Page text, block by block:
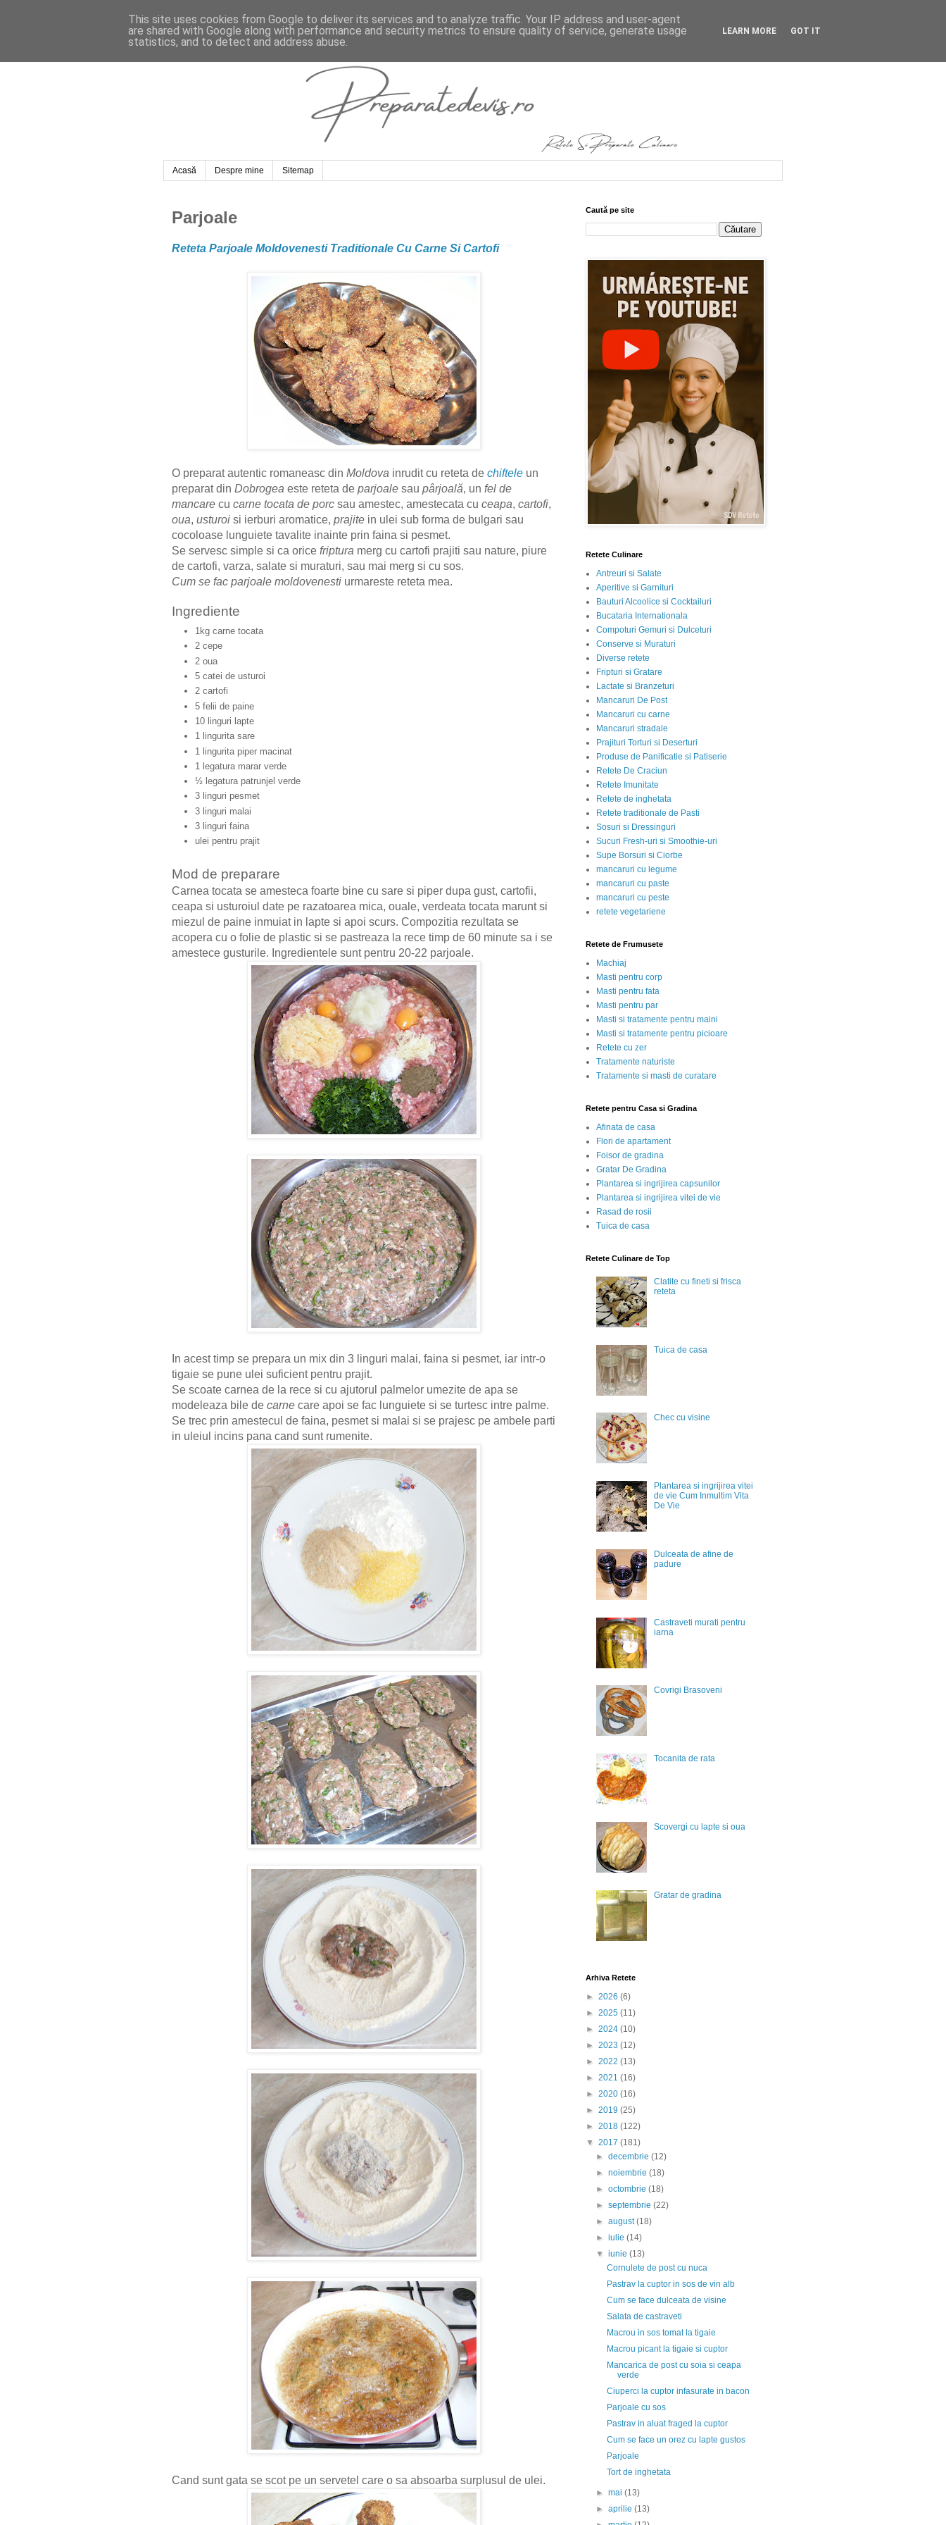
Acasă Despre mine Sitemap
Parjoale
Reteta Parjoale Moldovenesti Traditionale Cu Carne Si Cartofi
O preparat autentic romaneasc din Moldova inrudit cu reteta de chiftele un
preparat din Dobrogea este reteta de parjoale sau pârjoală, un fel de
mancare cu carne tocata de porc sau amestec, amestecata cu ceapa, cartofi,
oua, usturoi si ierburi aromatice, prajite in ulei sub forma de bulgari sau
cocoloase lunguiete tavalite inainte prin faina si pesmet.
Se servesc simple si ca orice friptura merg cu cartofi prajiti sau nature, piure
de cartofi, varza, salate si muraturi, sau mai merg si cu sos.
Cum se fac parjoale moldovenesti urmareste reteta mea.
Ingrediente
1kg carne tocata
2 cepe
2 oua
5 catei de usturoi
2 cartofi
5 felii de paine
10 linguri lapte
1 lingurita sare
1 lingurita piper macinat
1 legatura marar verde
½ legatura patrunjel verde
3 linguri pesmet
3 linguri malai
3 linguri faina
ulei pentru prajit
Mod de preparare
Carnea tocata se amesteca foarte bine cu sare si piper dupa gust, cartofii,
ceapa si usturoiul date pe razatoarea mica, ouale, verdeata tocata marunt si
miezul de paine inmuiat in lapte si apoi scurs. Compozitia rezultata se
acopera cu o folie de plastic si se pastreaza la rece timp de 60 minute sa i se
amestece gusturile. Ingredientele sunt pentru 20-22 parjoale.
In acest timp se prepara un mix din 3 linguri malai, faina si pesmet, iar intr-o
tigaie se pune ulei suficient pentru prajit.
Se scoate carnea de la rece si cu ajutorul palmelor umezite de apa se
modeleaza bile de carne care apoi se fac lunguiete si se turtesc intre palme.
Se trec prin amestecul de faina, pesmet si malai si se prajesc pe ambele parti
in uleiul incins pana cand sunt rumenite.
Cand sunt gata se scot pe un servetel care o sa absoarba surplusul de ulei.
Caută pe site
Retete Culinare
Antreuri si Salate
Aperitive si Garnituri
Bauturi Alcoolice si Cocktailuri
Bucataria Internationala
Compoturi Gemuri si Dulceturi
Conserve si Muraturi
Diverse retete
Fripturi si Gratare
Lactate si Branzeturi
Mancaruri De Post
Mancaruri cu carne
Mancaruri stradale
Prajituri Torturi si Deserturi
Produse de Panificatie si Patiserie
Retete De Craciun
Retete Imunitate
Retete de inghetata
Retete traditionale de Pasti
Sosuri si Dressinguri
Sucuri Fresh-uri si Smoothie-uri
Supe Borsuri si Ciorbe
mancaruri cu legume
mancaruri cu paste
mancaruri cu peste
retete vegetariene
Retete de Frumusete
Machiaj
Masti pentru corp
Masti pentru fata
Masti pentru par
Masti si tratamente pentru maini
Masti si tratamente pentru picioare
Retete cu zer
Tratamente naturiste
Tratamente si masti de curatare
Retete pentru Casa si Gradina
Afinata de casa
Flori de apartament
Foisor de gradina
Gratar De Gradina
Plantarea si ingrijirea capsunilor
Plantarea si ingrijirea vitei de vie
Rasad de rosii
Tuica de casa
Retete Culinare de Top
Clatite cu fineti si frisca
reteta
Tuica de casa
Chec cu visine
Plantarea si ingrijirea vitei
de vie Cum Inmultim Vita
De Vie
Dulceata de afine de
padure
Castraveti murati pentru
iarna
Covrigi Brasoveni
Tocanita de rata
Scovergi cu lapte si oua
Gratar de gradina
Arhiva Retete
► 2026 (6)
► 2025 (11)
► 2024 (10)
► 2023 (12)
► 2022 (13)
► 2021 (16)
► 2020 (16)
► 2019 (25)
► 2018 (122)
▼ 2017 (181)
►decembrie(12)
►noiembrie(18)
►octombrie(18)
►septembrie(22)
►august(18)
►iulie(14)
▼iunie(13)
Cornulete de post cu nuca
Pastrav la cuptor in sos de vin alb
Cum se face dulceata de visine
Salata de castraveti
Macrou in sos tomat la tigaie
Macrou picant la tigaie si cuptor
Mancarica de post cu soia si ceapa
verde
Ciuperci la cuptor infasurate in bacon
Parjoale cu sos
Pastrav in aluat fraged la cuptor
Cum se face un orez cu lapte gustos
Parjoale
Tort de inghetata
►mai(13)
►aprilie(13)
This site uses cookies from Google to deliver its services and to analyze traffic. Your IP address and user-agent
are shared with Google along with performance and security metrics to ensure quality of service, generate usage
statistics, and to detect and address abuse.
LEARN MORE GOT IT